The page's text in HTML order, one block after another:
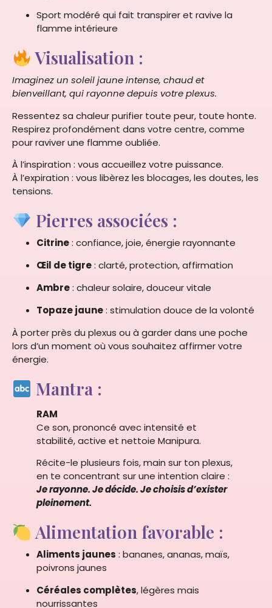
Sport modéré qui fait transpirer et ravive la
flamme intérieure
Visualisation :
Imaginez un soleil jaune intense, chaud et
bienveillant, qui rayonne depuis votre plexus.
Ressentez sa chaleur purifier toute peur, toute honte.
Respirez profondément dans votre centre, comme
pour raviver une flamme oubliée.
À l’inspiration : vous accueillez votre puissance.
À l’expiration : vous libèrez les blocages, les doutes, les
tensions.
Pierres associées :
Citrine: confiance, joie, énergie rayonnante
Œil de tigre: clarté, protection, affirmation
Ambre: chaleur solaire, douceur vitale
Topaze jaune: stimulation douce de la volonté
À porter près du plexus ou à garder dans une poche
lors d’un moment où vous souhaitez affirmer votre
énergie.
Mantra :
RAM
Ce son, prononcé avec intensité et
stabilité, active et nettoie Manipura.
Récite-le plusieurs fois, main sur ton plexus,
en te concentrant sur une intention claire :
Je rayonne. Je décide. Je choisis d’exister
pleinement.
Alimentation favorable :
Aliments jaunes : bananes, ananas, maïs,
poivrons jaunes
Céréales complètes, légères mais
nourrissantes